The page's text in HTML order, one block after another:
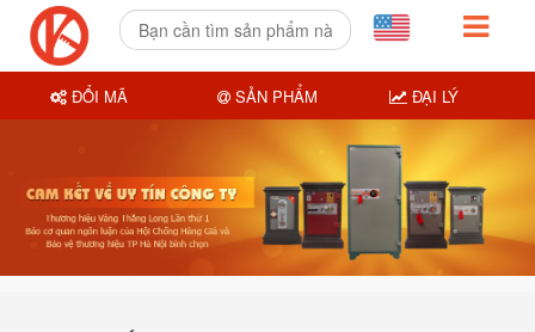
ĐỔI MÃ SẢN PHẨM ĐẠI LÝ